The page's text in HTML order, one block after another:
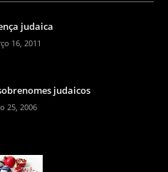
judaica
16, 2011
judaicos
25, 2006